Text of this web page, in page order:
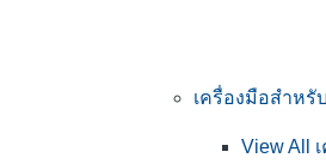
เครื่องมือสำหรั
View All